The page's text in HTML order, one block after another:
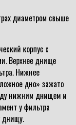
диаметром свыше
корпус с
Верхнее днище
Нижнее
дно» зажато
нижним днищем и
у фильтра
днищу.